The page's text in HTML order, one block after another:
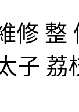
修
子 荔